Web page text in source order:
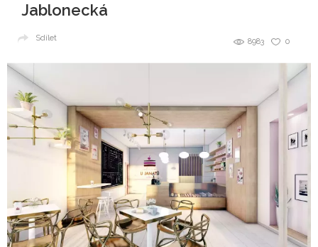
Jablonecká
0
8983
Sdílet